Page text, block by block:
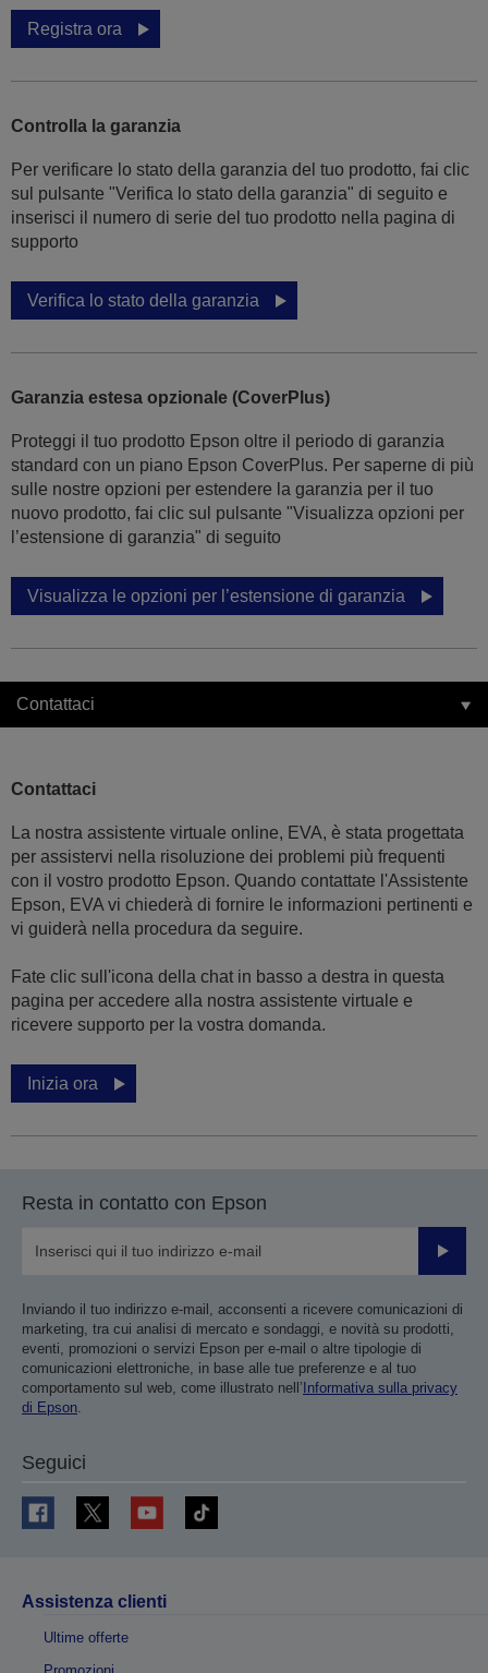
Registra ora
Controlla la garanzia
Per verificare lo stato della garanzia del tuo prodotto, fai clic
sul pulsante "Verifica lo stato della garanzia" di seguito e
inserisci il numero di serie del tuo prodotto nella pagina di
supporto
Verifica lo stato della garanzia
Garanzia estesa opzionale (CoverPlus)
Proteggi il tuo prodotto Epson oltre il periodo di garanzia
standard con un piano Epson CoverPlus. Per saperne di più
sulle nostre opzioni per estendere la garanzia per il tuo
nuovo prodotto, fai clic sul pulsante "Visualizza opzioni per
l’estensione di garanzia" di seguito
Visualizza le opzioni per l’estensione di garanzia
Contattaci
Contattaci
La nostra assistente virtuale online, EVA, è stata progettata
per assistervi nella risoluzione dei problemi più frequenti
con il vostro prodotto Epson. Quando contattate l'Assistente
Epson, EVA vi chiederà di fornire le informazioni pertinenti e
vi guiderà nella procedura da seguire.
Fate clic sull'icona della chat in basso a destra in questa
pagina per accedere alla nostra assistente virtuale e
ricevere supporto per la vostra domanda.
Inizia ora
Resta in contatto con Epson
Invia
Inviando il tuo indirizzo e-mail, acconsenti a ricevere comunicazioni di
marketing, tra cui analisi di mercato e sondaggi, e novità su prodotti,
eventi, promozioni o servizi Epson per e-mail o altre tipologie di
comunicazioni elettroniche, in base alle tue preferenze e al tuo
comportamento sul web, come illustrato nell’ Informativa sulla privacy
di Epson.
Seguici
Assistenza clienti
Ultime offerte